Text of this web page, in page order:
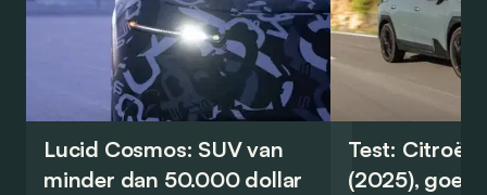
Lucid Cosmos: SUV van
minder dan 50.000 dollar
Test: Citroën
(2025), goed